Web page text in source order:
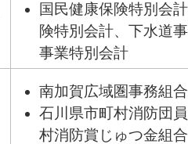
国民健康保険特別会
険特別会計、下水道
事業特別会計
南加賀広域圏事務組
石川県市町村消防団
村消防賞じゅつ金組合